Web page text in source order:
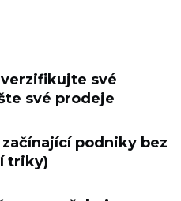
své
své prodeje
podniky bez
triky)